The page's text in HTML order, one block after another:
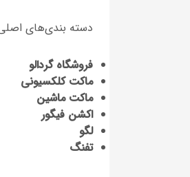
دسته بندی‌های
فروشگاه گردالو
ماکت کلکسیونی
ماکت ماشین
اکشن فیگور
لگو
تفنگ